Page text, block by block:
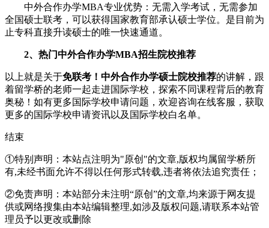
中外合作办学MBA专业优势：无需入学考试，无需参加
全国硕士联考，可以获得国家教育部承认硕士学位。是目前为
止专科直接升读硕士的唯一快速通道。
2、热门中外合作办学MBA招生院校推荐
以上就是关于免联考！中外合作办学硕士院校推荐的讲解，跟
着留学桥的老师一起走进国际学校，探索不同课程背后的教育
奥秘！如有更多国际学校申请问题，欢迎咨询在线客服 ，获取
更多的国际学校申请资讯以及国际学校白名单。
结束
①特别声明：本站点注明为"原创"的文章,版权均属留学桥所
有,未经书面允许不得以任何形式转载,违者将依法追究责任；
②免责声明：本站部分未注明“原创”的文章,均来源于网友提
供或网络搜集由本站编辑整理,如涉及版权问题,请联系本站管
理员予以更改或删除